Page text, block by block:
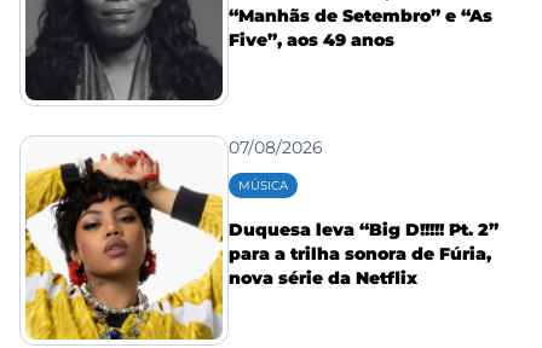
“Manhãs de Setembro” e “As
Five”, aos 49 anos
07/08/2026
MÚSICA
Duquesa leva “Big D!!!!! Pt. 2”
para a trilha sonora de Fúria,
nova série da Netflix